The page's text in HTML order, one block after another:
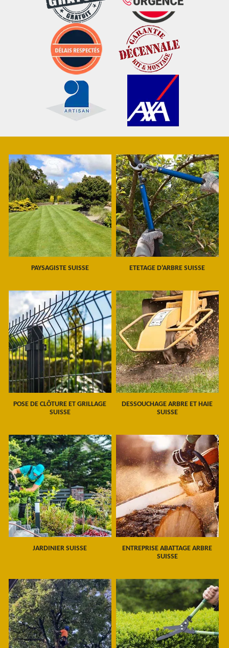
PAYSAGISTE SUISSE ETETAGE D'ARBRE SUISSE
POSE DE CLÔTURE ET GRILLAGE
SUISSE
DESSOUCHAGE ARBRE ET HAIE
SUISSE
JARDINIER SUISSE
ENTREPRISE ABATTAGE ARBRE
SUISSE